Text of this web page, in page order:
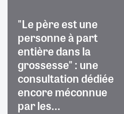
"Le père est une
personne à part
entière dans la
grossesse" : une
consultation dédiée
encore méconnue
par les...